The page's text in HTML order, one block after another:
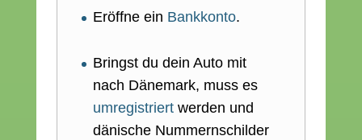
Eröffne ein Bankkonto.
Bringst du dein Auto mit
nach Dänemark, muss es
umregistriertwerden und
dänische Nummernschilder